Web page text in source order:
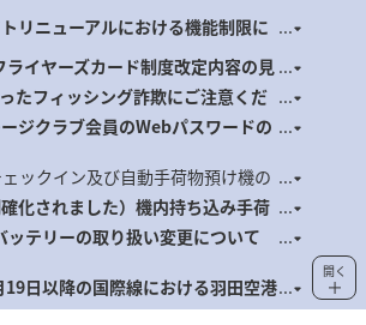
リニューアルにおける機能制限に
ライヤーズカード制度改定内容の見
たフィッシング詐欺にご注意くだ
ジクラブ会員のWebパスワードの
ックイン及び自動手荷物預け機の
ます。
確化されました）機内持ち込み手荷
関するお願い（2026年7月1日搭乗
ッテリーの取り扱い変更について
より）
日以降の国際線における羽田空港
ついて
開く